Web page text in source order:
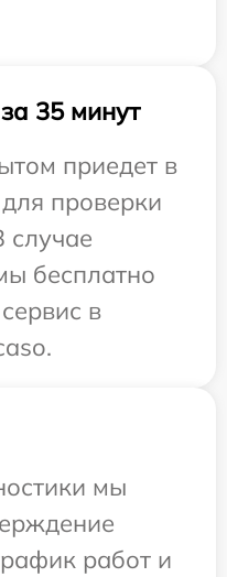
35 минут
приедет в
проверки
случае
бесплатно
в
мы
работ и